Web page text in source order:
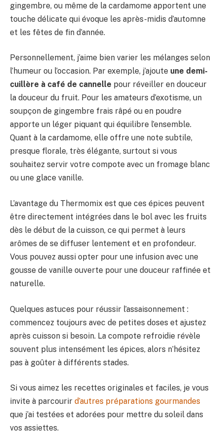
gingembre, ou même de la cardamome apportent une
touche délicate qui évoque les après-midis d’automne
et les fêtes de fin d’année.
Personnellement, j’aime bien varier les mélanges selon
l’humeur ou l’occasion. Par exemple, j’ajoute une demi-
cuillère à café de cannelle pour réveiller en douceur
la douceur du fruit. Pour les amateurs d’exotisme, un
soupçon de gingembre frais râpé ou en poudre
apporte un léger piquant qui équilibre l’ensemble.
Quant à la cardamome, elle offre une note subtile,
presque florale, très élégante, surtout si vous
souhaitez servir votre compote avec un fromage blanc
ou une glace vanille.
L’avantage du Thermomix est que ces épices peuvent
être directement intégrées dans le bol avec les fruits
dès le début de la cuisson, ce qui permet à leurs
arômes de se diffuser lentement et en profondeur.
Vous pouvez aussi opter pour une infusion avec une
gousse de vanille ouverte pour une douceur raffinée et
naturelle.
Quelques astuces pour réussir l’assaisonnement :
commencez toujours avec de petites doses et ajustez
après cuisson si besoin. La compote refroidie révèle
souvent plus intensément les épices, alors n’hésitez
pas à goûter à différents stades.
Si vous aimez les recettes originales et faciles, je vous
invite à parcourir d’autres préparations gourmandes
que j’ai testées et adorées pour mettre du soleil dans
vos assiettes.